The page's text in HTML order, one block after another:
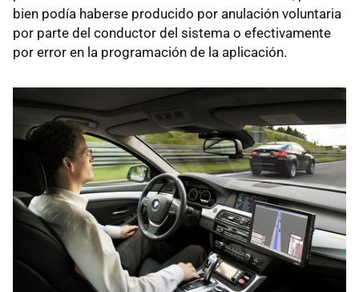
bien podía haberse producido por anulación voluntaria
por parte del conductor del sistema o efectivamente
por error en la programación de la aplicación.